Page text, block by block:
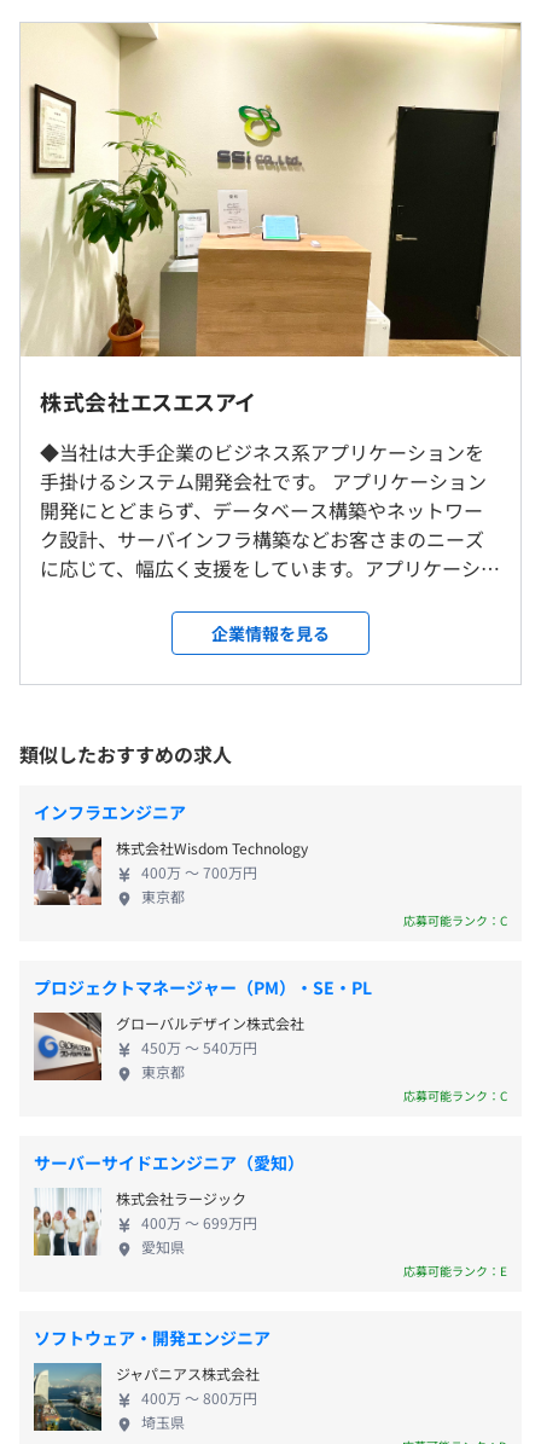
最大化を図っています。
◎そのため、活発に意見を言い合える雰囲気を大切にして
います。
①自動車工場生産管理システム開発
②レンタカーの業務支援システム開発・維持・インフラサ
ポート（★大規模）
③自動車補給部品システム開発（★大規模）
④マテハンの物流システム開発
⑤自動車関連部品表システムのマイグレーション（★大規
⑥建築業の自動積算システム開発
⑦小売業の販売管理システムの機能追加
①学ぶ意欲がありスキルアップを目指す方には、必要に応
じで外部セミナーの受講が可能です。
②書籍購入助成制度、資格取得奨金制度、試験受験料補填
制度など技術向上を応援しています。
【開発環境】
・フレームワーク：PJ独自(C)、Node.js+KOA(JS:サー
バ)、webix(JS:クライアント)
・Web Server：nginx
・DB：PostgreSQL14〜
【開発の進め方】
ウォーターフォール型開発を進めています。
【開発チームの雰囲気】
自律的で柔軟性があり、創造的なアイデアを追求する文化
います。
・本社事務所または名古屋市近郊のお客さま先勤務となり
ます
就業場所の変更範囲
＜雇入時＞
会社の定める場所
※基本的には東海エリアです。
※基本的には東海エリアです。
敷地内禁煙
名古屋市営地下鉄 久屋大通駅 3番出口を出て目の前
■月給：31万〜（固定残業代を含む）
■基本給：26万1600円～
■固定残業代：月4万8400円～（20時間分）※超過分は別
途支給
（※ 想定年収は年収提示額を保証するものではありません）
【変形労働時間制】
休憩時間：休憩60分
平均残業時間：平均10時間／月（2022実績）原則定時退
社＆1時間以上の残業は申請が必要です
・GW休暇
・慶弔休暇
・有給休暇
・産前・産後休暇
・育児休暇
・通勤手当
・等級手当 等
賞与：年3回（夏季賞与6月、冬季賞与12月、決算賞与3
年1回（4月）
株式会社エスエスアイ
◆当社は大手企業のビジネス系アプリケーションを
手掛けるシステム開発会社です。 アプリケーション
開発にとどまらず、データベース構築やネットワー
ク設計、サーバインフラ構築などお客さまのニーズ
に応じて、幅広く支援をしています。アプリケーショ
が当社の強みです。 ◆働く環境、入社後のフォロー
体制について 当社は「従業員の幸せが、会社の成長
につながる」と考えて従業員第一主義の会社です。顧
同じくらい従業員を大切に考えおり、「働きやす
さ」にこだわりをもった制度や環境を整備していま
す。 【入社後のフォロー】 １．入社後3か月、シス
テム開発やプログラミングの基礎について学ぶ研修
期間を設けています。 ２．案件には必ず2名以上でア
サイン。一人現場はありません。 ３．現場ではチー
ムリーダー、先輩がフォローします。 ４．月1回の上
キャリアの相談も定期的にできます。 ５．残業平均
時間は10時間／月。エンジニアの負担になる案件に
は入れません。 ６．福利厚生は社員の声から日々増
え続けています。一緒に会社制度をよくしていきまし
ょう。 ◆先輩社員の入社の決め手 ・特定の工程だけ
ところに惹かれて入社しました。入社後は社員同士
の仲が良く質問しやすい環境であり、安心して働く
ことができています。（入社2年目） ・面接時にしっ
かりと話を聞いてもらえたこと、また会社が今後大
きくしていく目標があるところに惹かれて入社しま
どに対してのサポートが手厚く、自身の成長を感じ
ています。（入社2年目）
企業情報を見る
類似したおすすめの求人
インフラエンジニア
株式会社Wisdom Technology
400万 〜 700万円
東京都
応募可能ランク：C
プロジェクトマネージャー（PM）・SE・PL
グローバルデザイン株式会社
450万 〜 540万円
東京都
応募可能ランク：C
サーバーサイドエンジニア（愛知）
株式会社ラージック
400万 〜 699万円
愛知県
応募可能ランク：E
ソフトウェア・開発エンジニア
ジャパニアス株式会社
400万 〜 800万円
埼玉県